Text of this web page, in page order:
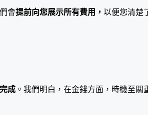
會提前向您展示所有費用， 以便您清楚
成 。我們明白，在金錢方面，時機至關